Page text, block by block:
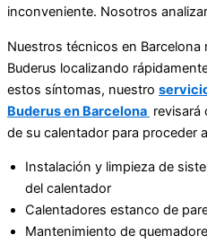
inconveniente. Nosotros
Nuestros técnicos en
Buderus localizando
estos síntomas, nuestro
Buderus en Barcelona revisará
de su calentador para proceder
Instalación y limpieza de
del calentador
Calentadores estanco de
Mantenimiento de